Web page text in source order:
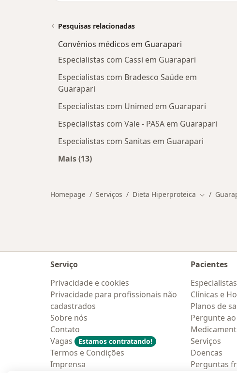
Pesquisas relacionadas
Convênios médicos em Guarapari
Especialistas com Cassi em Guarapari
Especialistas com Bradesco Saúde em
Guarapari
Especialistas com Unimed em Guarapari
Especialistas com Vale - PASA em Guarapari
Especialistas com Sanitas em Guarapari
Mais (13)
Homepage Serviços Dieta Hiperproteica Mudar de
Serviço
Privacidade e cookies
Privacidade para profissionais não
cadastrados
Sobre nós
Contato
Vagas
Estamos contratando!
Termos e Condições
Imprensa
Pacientes
Especialistas
Clínicas e
Planos de
Pergunte
Serviços
Doencas
Perguntas